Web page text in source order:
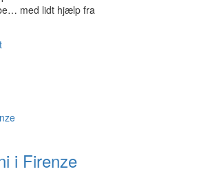
med lidt hjælp fra
i Firenze